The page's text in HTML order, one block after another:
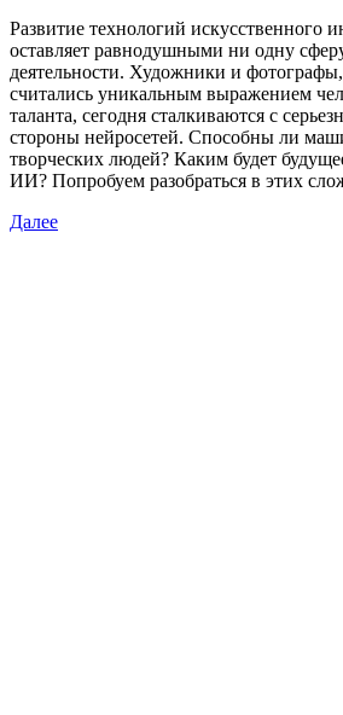
Развитие технологий искусственного
оставляет равнодушными ни одну
деятельности. Художники и
считались уникальным выражением
таланта, сегодня сталкиваются с
стороны нейросетей. Способны ли
творческих людей? Каким будет
ИИ? Попробуем разобраться в этих
Далее